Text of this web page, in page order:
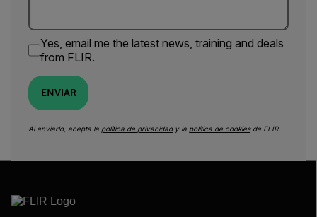
Yes, email me the latest news, training and deals
from FLIR.
ENVIAR
Al enviarlo, acepta la política de privacidady la política de cookiesde FLIR.